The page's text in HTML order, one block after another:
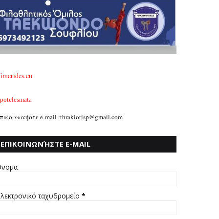
e-mail :thrakiotisp@gmail.com
ΕΠΙΚΟΙΝΩΝΉΣΤΕ E-MAIL
ταχυδρομείο *